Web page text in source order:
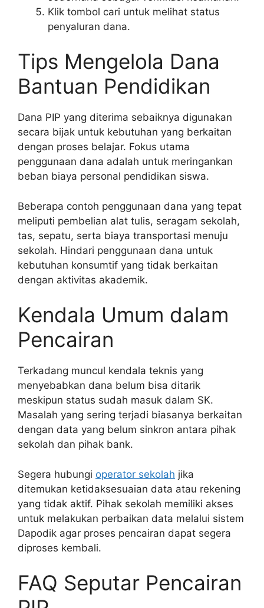
Klik tombol cari untuk melihat status
penyaluran dana.
Tips Mengelola Dana
Bantuan Pendidikan
Dana PIP yang diterima sebaiknya digunakan
secara bijak untuk kebutuhan yang berkaitan
dengan proses belajar. Fokus utama
penggunaan dana adalah untuk meringankan
beban biaya personal pendidikan siswa.
Beberapa contoh penggunaan dana yang tepat
meliputi pembelian alat tulis, seragam sekolah,
tas, sepatu, serta biaya transportasi menuju
sekolah. Hindari penggunaan dana untuk
kebutuhan konsumtif yang tidak berkaitan
dengan aktivitas akademik.
Kendala Umum dalam
Pencairan
Terkadang muncul kendala teknis yang
menyebabkan dana belum bisa ditarik
meskipun status sudah masuk dalam SK.
Masalah yang sering terjadi biasanya berkaitan
dengan data yang belum sinkron antara pihak
sekolah dan pihak bank.
Segera hubungi operator sekolah jika
ditemukan ketidaksesuaian data atau rekening
yang tidak aktif. Pihak sekolah memiliki akses
untuk melakukan perbaikan data melalui sistem
Dapodik agar proses pencairan dapat segera
diproses kembali.
FAQ Seputar Pencairan